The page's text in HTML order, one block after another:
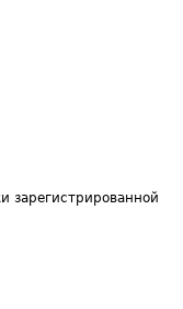
зарегистрированной